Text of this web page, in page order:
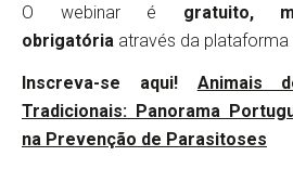
O webinar é gratuito,
obrigatória através da plataforma
Inscreva-se aqui!
Animais
Tradicionais: Panorama
na Prevenção de Parasitoses